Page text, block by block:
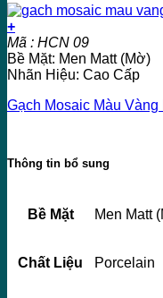
+
Mã : HCN 09
Bề Mặt: Men Matt (Mờ)
Nhãn Hiệu: Cao Cấp
Gạch Mosaic Màu
Thông tin bổ sung
Bề Mặt Men Matt
Chất Liệu Porcelain